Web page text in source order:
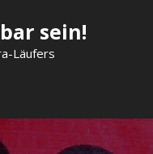
sein!
Läufers